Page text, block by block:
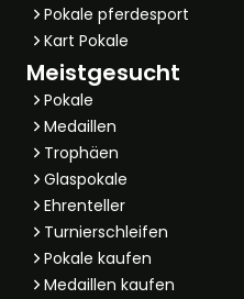
Pokale pferdesport
Kart Pokale
Meistgesucht
Pokale
Medaillen
Trophäen
Glaspokale
Ehrenteller
Turnierschleifen
Pokale kaufen
Medaillen kaufen